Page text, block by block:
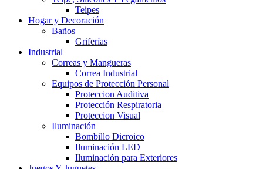
Teipes
Hogar y Decoración
Baños
Griferías
Industrial
Correas y Mangueras
Correa Industrial
Equipos de Protección Personal
Proteccion Auditiva
Protección Respiratoria
Proteccion Visual
Iluminación
Bombillo Dicroico
Iluminación LED
Iluminación para Exteriores